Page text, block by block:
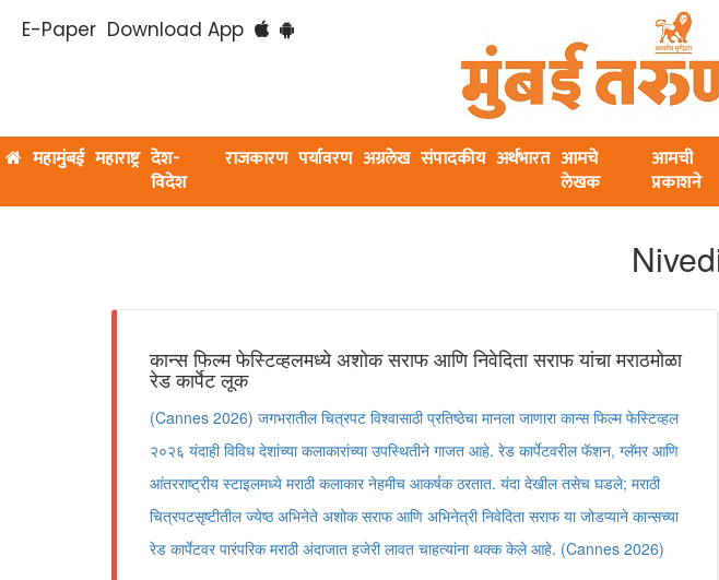
E-Paper Download App
महामुंबई महाराष्ट्र देश-
विदेश
राजकारण पर्यावरण अग्रलेख संपादकीय अर्थभारत आमचे
लेखक
आमची
प्रकाशने
कान्स फिल्म फेस्टिव्हलमध्ये अशोक सराफ आणि निवेदिता सराफ यांचा मराठमोळा
रेड कार्पेट लूक
(Cannes 2026) जगभरातील चित्रपट विश्वासाठी प्रतिष्ठेचा मानला जाणारा कान्स फिल्म फेस्टिव्हल
२०२६ यंदाही विविध देशांच्या कलाकारांच्या उपस्थितीने गाजत आहे. रेड कार्पेटवरील फॅशन, ग्लॅमर आणि
आंतरराष्ट्रीय स्टाइलमध्ये मराठी कलाकार नेहमीच आकर्षक ठरतात. यंदा देखील तसेच घडले; मराठी
चित्रपटसृष्टीतील ज्येष्ठ अभिनेते अशोक सराफ आणि अभिनेत्री निवेदिता सराफ या जोडप्याने कान्सच्या
रेड कार्पेटवर पारंपरिक मराठी अंदाजात हजेरी लावत चाहत्यांना थक्क केले आहे. (Cannes 2026)